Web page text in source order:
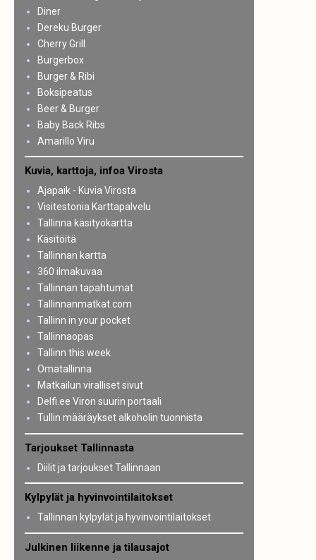
Diner
Dereku Burger
Cherry Grill
Burgerbox
Burger & Ribi
Boksipeatus
Beer & Burger
Baby Back Ribs
Amarillo Viru
Kuvia, karttoja, infoa Virosta
Ajapaik - Kuvia Virosta
Visitestonia Karttapalvelu
Tallinna käsityökartta
Käsitöitä
Tallinnan kartta
360 ilmakuvaa
Tallinnan tapahtumat
Tallinnanmatkat.com
Tallinn in your pocket
Tallinnaopas
Tallinn this week
Omatallinna
Matkailun viralliset sivut
Delfi.ee Viron suurin portaali
Tullin määräykset alkoholin tuonnista
Tarjoukset Tallinnasta
Diilit ja tarjoukset Tallinnaan
Kylpylät ja hyvinvointilaitokset
Tallinnan kylpylät ja hyvinvointilaitokset
Julkinen liikenne ja tilausajot